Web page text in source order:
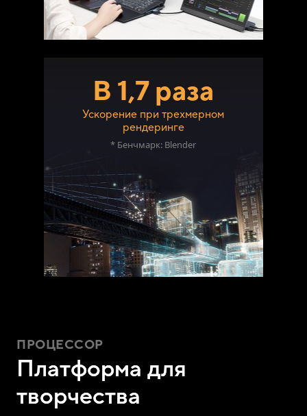
В 1,7 раза
Ускорение при трехмерном
рендеринге
* Бенчмарк: Blender
ПРОЦЕССОР
Платформа для
творчества